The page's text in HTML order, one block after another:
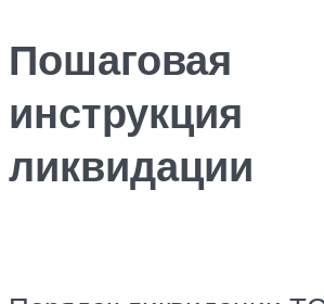
Пошаговая
инструкция
ликвидации